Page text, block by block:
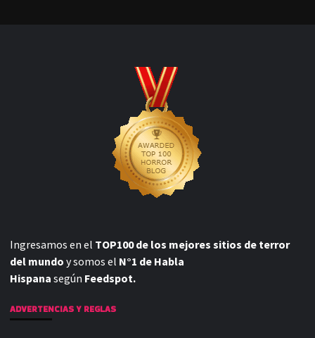
Ingresamos en el TOP100 de los mejores sitios de terror
del mundo y somos el N°1 de Habla
Hispana según Feedspot.
ADVERTENCIAS Y REGLAS